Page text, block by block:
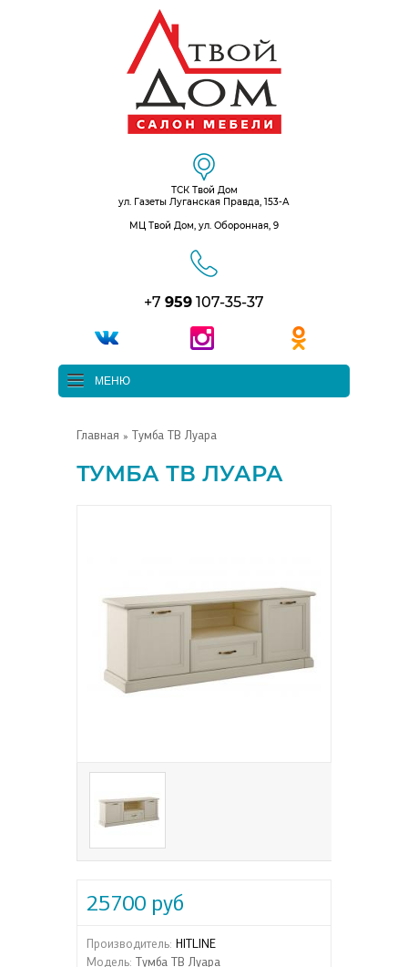
ТСК Твой Дом
ул. Газеты Луганская Правда, 153-А
МЦ Твой Дом, ул. Оборонная, 9
+7 959 107-35-37
МЕНЮ
Главная » Тумба ТВ Луара
ТУМБА ТВ ЛУАРА
25700 руб
Производитель: HITLINE
Модель: Тумба ТВ Луара